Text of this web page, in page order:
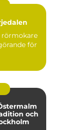
för
och